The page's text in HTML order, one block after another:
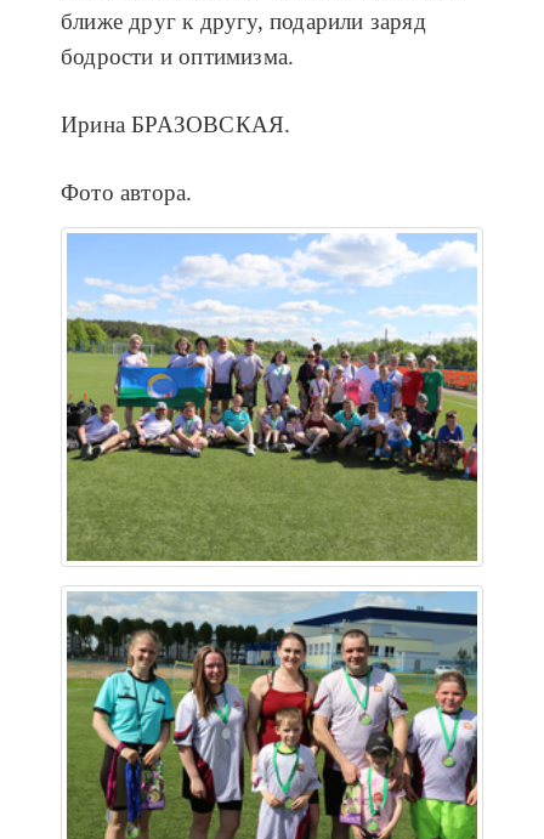
ближе друг к другу, подарили заряд
бодрости и оптимизма.
Ирина БРАЗОВСКАЯ.
Фото автора.